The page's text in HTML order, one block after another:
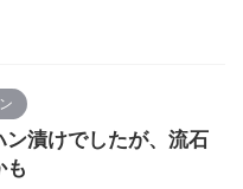
ン漬けでしたが、流石
も